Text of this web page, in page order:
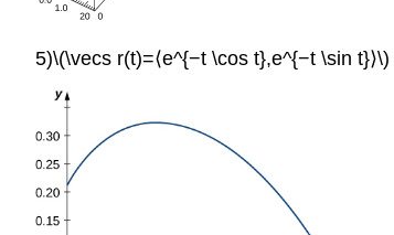
5)\(\vecs r(t)=⟨e^{−t \cos t},e^{−t \sin t}⟩\)